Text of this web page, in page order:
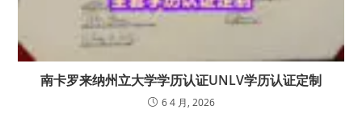
南卡罗来纳州立大学学历认证UNLV学历认证定制
6 4 月, 2026